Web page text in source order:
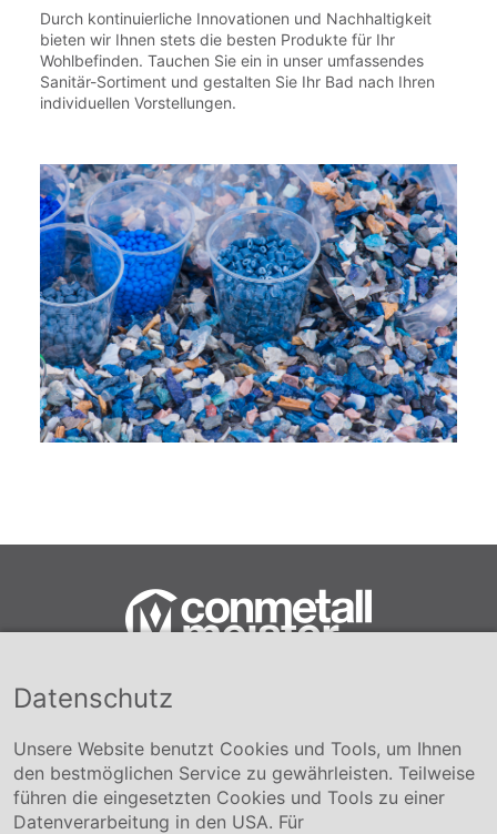
Durch kontinuierliche Innovationen und Nachhaltigkeit
bieten wir Ihnen stets die besten Produkte für Ihr
Wohlbefinden. Tauchen Sie ein in unser umfassendes
Sanitär-Sortiment und gestalten Sie Ihr Bad nach Ihren
individuellen Vorstellungen.
Conmetall Meister GmbH
+49 5141-180
info@conmetallmeister.de
www.conmetallmeister.de
Unternehmen
Datenschutz
Unsere Website benutzt Cookies und Tools, um Ihnen
den bestmöglichen Service zu gewährleisten. Teilweise
führen die eingesetzten Cookies und Tools zu einer
Datenverarbeitung in den USA. Für